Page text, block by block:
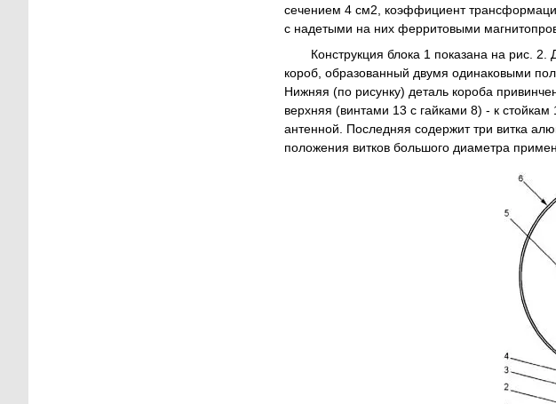
сечением 4 см2, коэффициент
с надетыми на них ферритовыми
Конструкция блока 1 показана на рис.
короб, образованный двумя одинаковыми
Нижняя (по рисунку) деталь короба
верхняя (винтами 13 с гайками 8) - к
антенной. Последняя содержит три витка
положения витков большого диаметра